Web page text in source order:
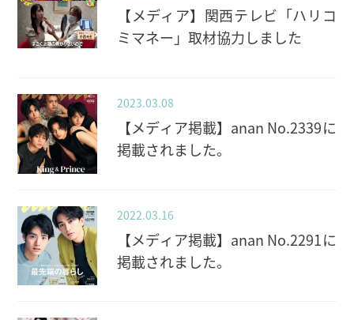
【メディア】関西テレビ「ハリコ
ミマネー」取材協力しました
2023.03.08
【メディア掲載】anan No.2339に
掲載されました。
2022.03.16
【メディア掲載】anan No.2291に
掲載されました。